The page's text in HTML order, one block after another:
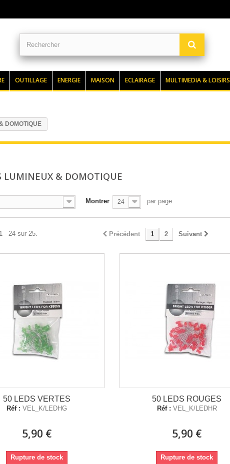
OUTILLAGE ENERGIE MAISON ECLAIRAGE MULTIMEDIA & LOISIRS
DOMOTIQUE
LUMINEUX & DOMOTIQUE
Montrer 24 par page
Précédent 1 2 Suivant
- 24 sur 25.
50 LEDS VERTES
Réf : VEL_K/LEDHG
5,90 €
Rupture de stock
50 LEDS ROUGES
Réf : VEL_K/LEDHR
5,90 €
Rupture de stock